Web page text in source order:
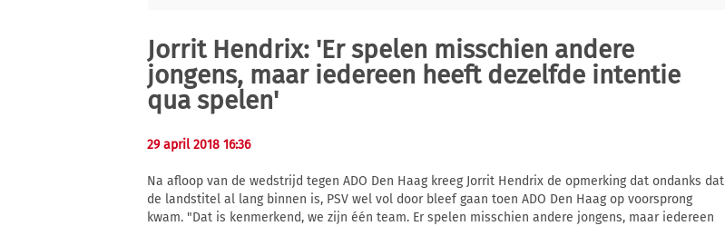
Jorrit Hendrix: 'Er spelen misschien andere
jongens, maar iedereen heeft dezelfde intentie
qua spelen'
29 april 2018 16:36
Na afloop van de wedstrijd tegen ADO Den Haag kreeg Jorrit Hendrix de opmerking dat ondanks dat
de landstitel al lang binnen is, PSV wel vol door bleef gaan toen ADO Den Haag op voorsprong
kwam. "Dat is kenmerkend, we zijn één team. Er spelen misschien andere jongens, maar iedereen